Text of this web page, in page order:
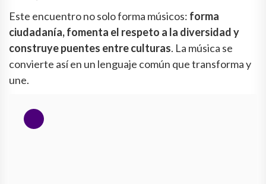
Este encuentro no solo forma músicos: forma
ciudadanía, fomenta el respeto a la diversidad y
construye puentes entre culturas. La música se
convierte así en un lenguaje común que transforma y
une.